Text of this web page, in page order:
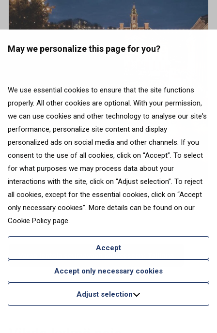
May we personalize this page for you?
We use essential cookies to ensure that the site functions
properly. All other cookies are optional. With your permission,
we can use cookies and other technology to analyse our site's
performance, personalize site content and display
personalized ads on social media and other channels. If you
consent to the use of all cookies, click on “Accept”. To select
for what purposes we may process data about your
interactions with the site, click on “Adjust selection”. To reject
all cookies, except for the essential cookies, click on “Accept
only necessary cookies”. More details can be found on our
Cookie Policy page.
Accept
Accept only necessary cookies
Adjust selection
Photo by Kaupo Kalda onVisit Estonia